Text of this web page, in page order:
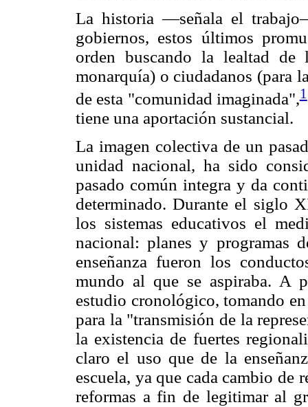
La historia —señala el
gobiernos, estos últimos
orden buscando la lealtad de
monarquía) o ciudadanos (para
de esta "comunidad imaginada",1
tiene una aportación sustancial.
La imagen colectiva de un
unidad nacional, ha sido
pasado común integra y da
determinado. Durante el siglo
los sistemas educativos el
nacional: planes y programas
enseñanza fueron los
mundo al que se aspiraba. A
estudio cronológico, tomando
para la "transmisión de la
la existencia de fuertes
claro el uso que de la
escuela, ya que cada cambio de
reformas a fin de legitimar al